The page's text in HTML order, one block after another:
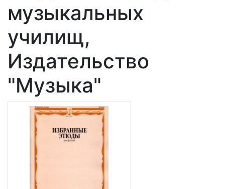
музыкальных
училищ,
Издательство
"Музыка"